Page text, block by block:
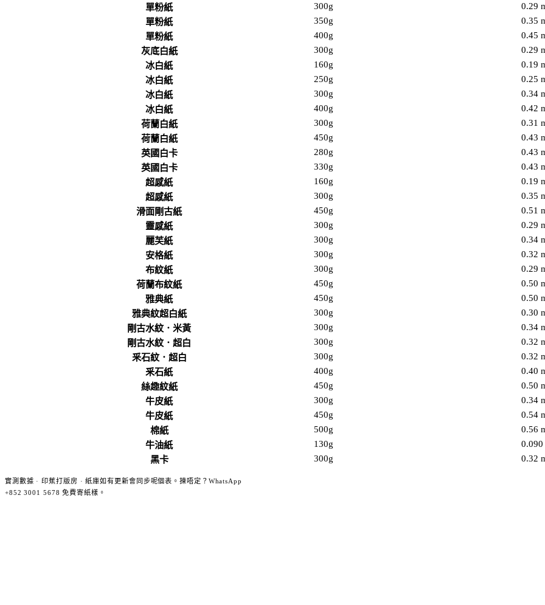
單粉紙
300g
0.29
單粉紙
350g
0.35
單粉紙
400g
0.45
灰底白紙
300g
0.29
冰白紙
160g
0.19
冰白紙
250g
0.25
冰白紙
300g
0.34
冰白紙
400g
0.42
荷蘭白紙
300g
0.31
荷蘭白紙
450g
0.43
英國白卡
280g
0.43
英國白卡
330g
0.43
超感紙
160g
0.19
超感紙
300g
0.35
滑面剛古紙
450g
0.51
靈感紙
300g
0.29
麗芙紙
300g
0.34
安格紙
300g
0.32
布紋紙
300g
0.29
荷蘭布紋紙
450g
0.50
雅典紙
450g
0.50
雅典紋超白紙
300g
0.30
剛古水紋．米黃
300g
0.34
剛古水紋．超白
300g
0.32
釆石紋．超白
300g
0.32
釆石紙
400g
0.40
絲趣紋紙
450g
0.50
牛皮紙
300g
0.34
牛皮紙
450g
0.54
棉紙
500g
0.56
牛油紙
130g
黑卡
300g 0.32
實測數據 · 印蕉打版房 · 紙庫如有更新會同步呢個表。揀唔定？WhatsApp
+852 3001 5678 免費寄紙樣。